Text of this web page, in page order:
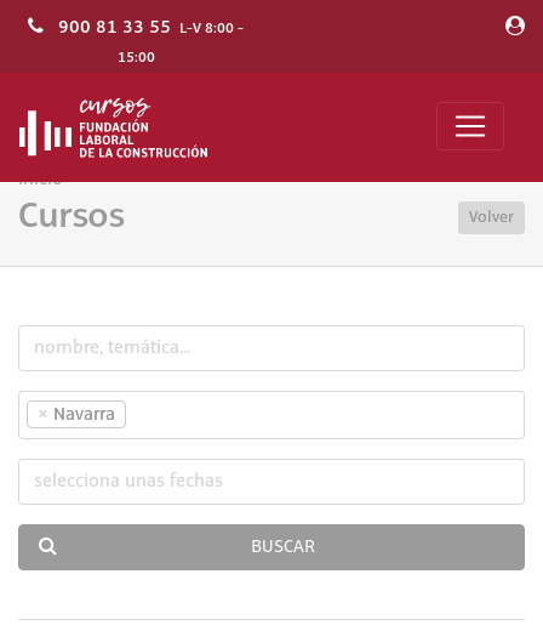
900 81 33 55 L-V 8:00 -
15:00
Inicio
Cursos Volver
× Navarra
BUSCAR